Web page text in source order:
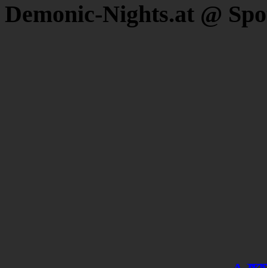
Demonic-Nights.at @